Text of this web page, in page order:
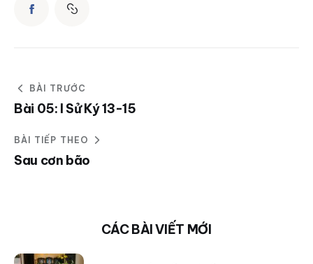
BÀI TRƯỚC
Bài 05: I Sử Ký 13-15
BÀI TIẾP THEO
Sau cơn bão
CÁC BÀI VIẾT MỚI